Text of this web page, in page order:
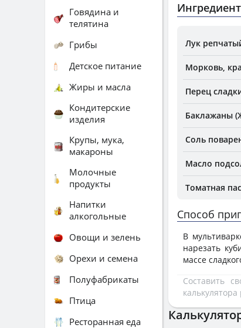
Лук
Морковь,
Перец
Баклажаны
Соль
Масло
Томатная
Способ
В
нарезать
массе
Составить
Говядина и
телятина
Грибы
Детское питание
Жиры и масла
Кондитерские
изделия
Крупы, мука,
макароны
Молочные
продукты
Напитки
алкогольные
Овощи и зелень
Орехи и семена
Полуфабрикаты
Птица
Ресторанная еда